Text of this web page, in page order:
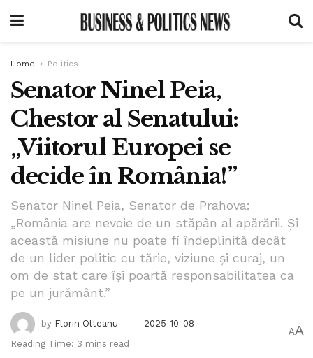
Home Politics
Senator Ninel Peia,
Chestor al Senatului:
„Viitorul Europei se
decide în România!”
Senator Ninel Peia, Senator de Prahova:
„România are nevoie de un stăpân al apărării. Și
această misiune nu poate fi îndeplinită decât
de un lider politic cu tărie, viziune și curaj, un
om de stat care își poartă responsabilitatea ca
pe un jurământ.”
by Florin Olteanu
2025-10-08
Reading Time: 3 mins read
AA